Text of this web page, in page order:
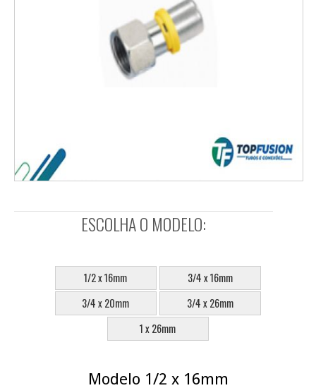
ESCOLHA O MODELO:
1/2 x 16mm
3/4 x 16mm
3/4 x 20mm
3/4 x 26mm
1 x 26mm
Modelo 1/2 x 16mm